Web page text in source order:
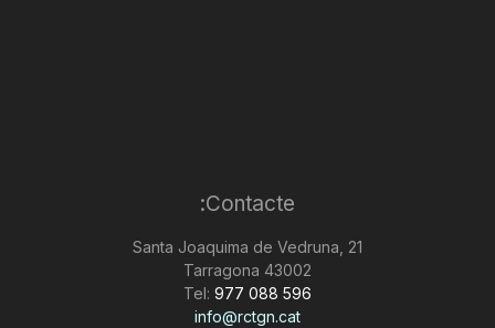
Contacte:
Santa Joaquima de Vedruna, 21
43002 Tarragona
Tel: 977 088 596
info@rctgn.cat